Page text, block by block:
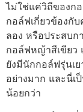
ไม่ใช่แค่วิถีของก
กอล์ฟเกี่ยวข้องกั
ลอง หรือประสบ
กอล์ฟหญ้าสีเขียว
ยังมีนักกอล์ฟรุ่นเ
อย่างมาก และนี่
น้อยกว่า